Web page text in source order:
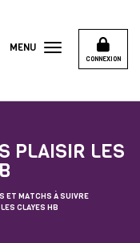
CONNEXION
MENU
PLAISIR LES
ET MATCHS À SUIVRE
CLAYES HB